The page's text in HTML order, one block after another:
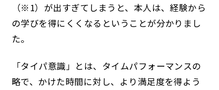
（※1）が出すぎてしまうと、本人は、経験から
の学びを得にくくなるということが分かりまし
た。
「タイパ意識」とは、タイムパフォーマンスの
略で、かけた時間に対し、より満足度を得よう